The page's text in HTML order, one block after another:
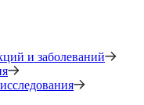
и заболеваний